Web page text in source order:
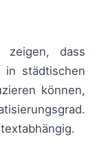
zeigen, dass
in städtischen
können,